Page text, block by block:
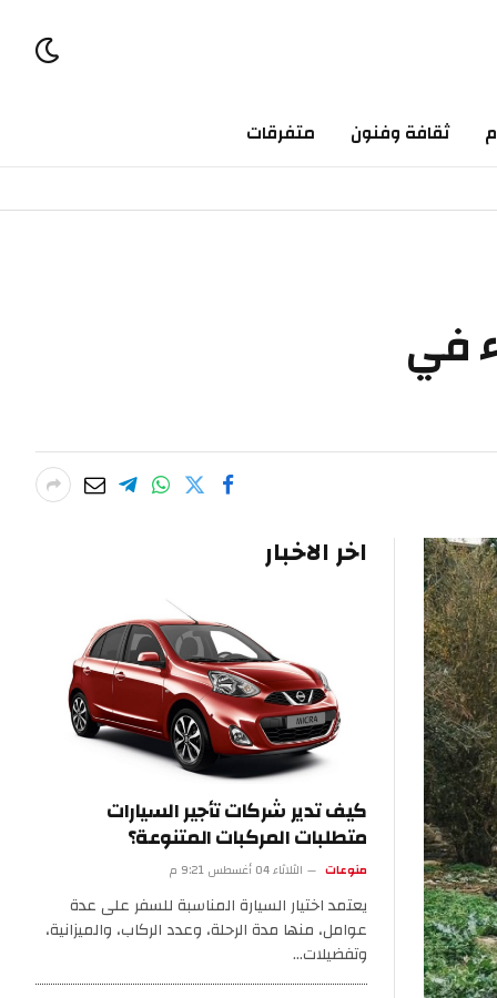
ثقافة وفنون متفرقات
اخر الاخبار
كيف تدير شركات تأجير السيارات
متطلبات المركبات المتنوعة؟
الثلاثاء 04 أغسطس 9:21 م
يعتمد اختيار السيارة المناسبة للسفر على عدة
عوامل، منها مدة الرحلة، وعدد الركاب، والميزانية،
وتفضيلات…